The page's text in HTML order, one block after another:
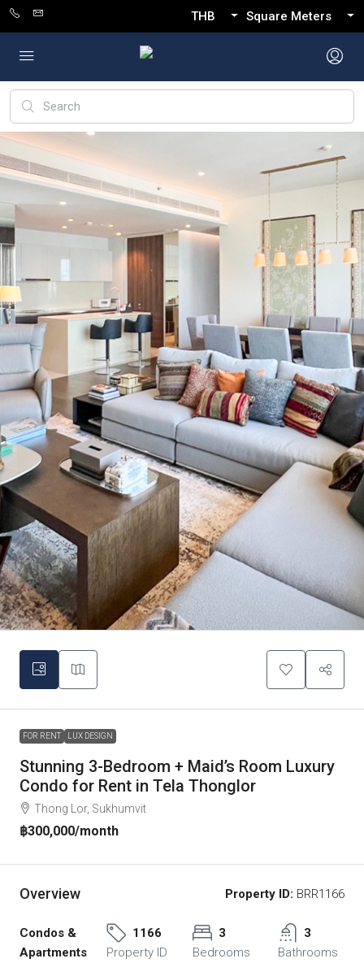
THB Square Meters
FOR RENT LUX DESIGN
Stunning 3-Bedroom + Maid’s Room Luxury
Condo for Rent in Tela Thonglor
Thong Lor, Sukhumvit
฿300,000/month
Overview Property ID: BRR1166
Condos &
Apartments
1166
Property ID
3
Bedrooms
3
Bathrooms